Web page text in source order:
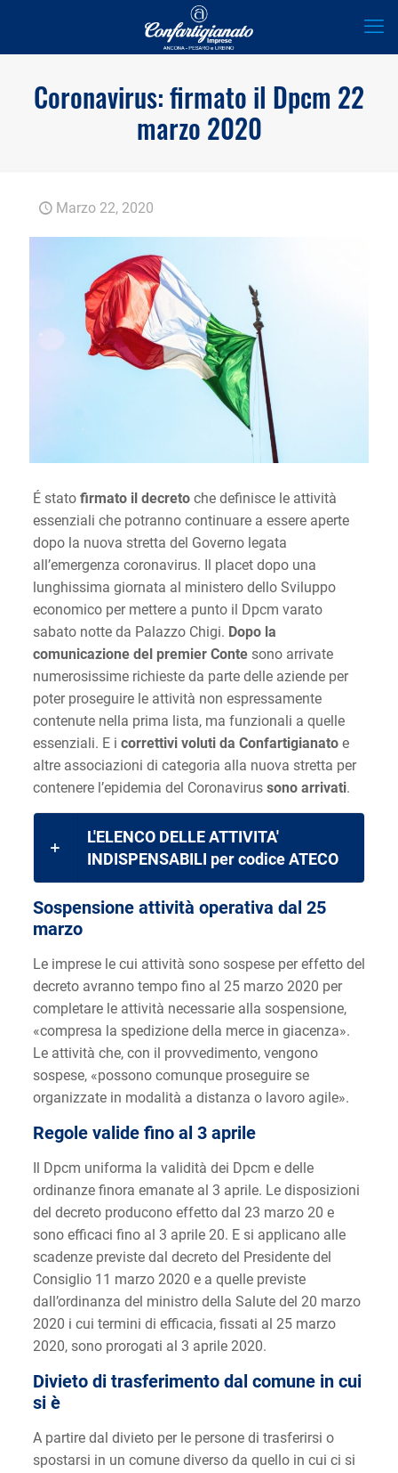
Coronavirus: firmato il Dpcm 22
marzo 2020
Marzo 22, 2020
É stato firmato il decretoche definisce le attività
essenziali che potranno continuare a essere aperte
dopo la nuova stretta del Governo legata
all’emergenza coronavirus. Il placet dopo una
lunghissima giornata al ministero dello Sviluppo
economico per mettere a punto il Dpcm varato
sabato notte da Palazzo Chigi. Dopo la
comunicazione del premier Contesono arrivate
numerosissime richieste da parte delle aziende per
poter proseguire le attività non espressamente
contenute nella prima lista, ma funzionali a quelle
essenziali. E i correttivi voluti da Confartigianatoe
altre associazioni di categoria alla nuova stretta per
contenere l’epidemia del Coronavirus sono arrivati.
L'ELENCO DELLE ATTIVITA'
INDISPENSABILI per codice ATECO
Sospensione attività operativa dal 25
marzo
Le imprese le cui attività sono sospese per effetto del
decreto avranno tempo fino al 25 marzo 2020 per
completare le attività necessarie alla sospensione,
«compresa la spedizione della merce in giacenza».
Le attività che, con il provvedimento, vengono
sospese, «possono comunque proseguire se
organizzate in modalità a distanza o lavoro agile».
Regole valide fino al 3 aprile
Il Dpcm uniforma la validità dei Dpcm e delle
ordinanze finora emanate al 3 aprile. Le disposizioni
del decreto producono effetto dal 23 marzo 20 e
sono efficaci fino al 3 aprile 20. E si applicano alle
scadenze previste dal decreto del Presidente del
Consiglio 11 marzo 2020 e a quelle previste
dall’ordinanza del ministro della Salute del 20 marzo
2020 i cui termini di efficacia, fissati al 25 marzo
2020, sono prorogati al 3 aprile 2020.
Divieto di trasferimento dal comune in cui
si è
A partire dal divieto per le persone di trasferirsi o
spostarsi in un comune diverso da quello in cui ci si